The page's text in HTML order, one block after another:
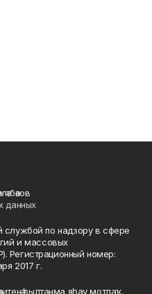
данных
службой по надзору в сфере
и массовых
номер:
2017 г.
һылтанма яһау мотлаҡ.